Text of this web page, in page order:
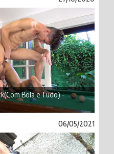
Bola e Tudo) -
06/05/2021